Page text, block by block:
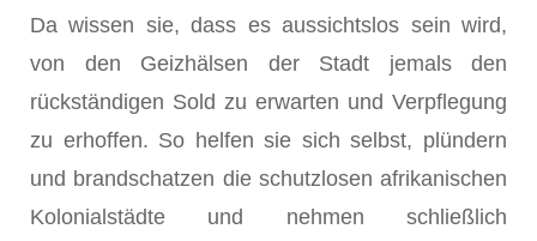
Da wissen sie, dass es aussichtslos sein wird,
von den Geizhälsen der Stadt jemals den
rückständigen Sold zu erwarten und Verpflegung
zu erhoffen. So helfen sie sich selbst, plündern
und brandschatzen die schutzlosen afrikanischen
Kolonialstädte und nehmen schließlich